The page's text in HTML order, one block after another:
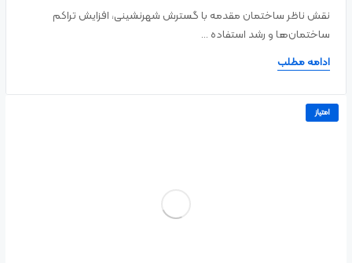
نقش ناظر ساختمان مقدمه با گسترش شهرنشینی، افزایش تراکم
ساختمان‌ها و رشد استفاده ...
ادامه مطلب
امتیاز